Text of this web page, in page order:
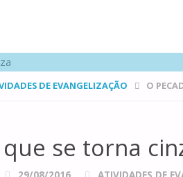
DE EVANGELIZAÇÃO O
se torna